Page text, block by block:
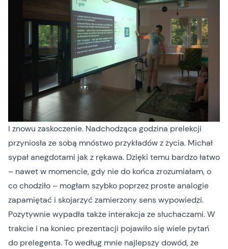
I znowu zaskoczenie. Nadchodząca godzina prelekcji
przyniosła ze sobą mnóstwo przykładów z życia. Michał
sypał anegdotami jak z rękawa. Dzięki temu bardzo łatwo
– nawet w momencie, gdy nie do końca zrozumiałam, o
co chodziło – mogłam szybko poprzez proste analogie
zapamiętać i skojarzyć zamierzony sens wypowiedzi.
Pozytywnie wypadła także interakcja ze słuchaczami. W
trakcie i na koniec prezentacji pojawiło się wiele pytań
do prelegenta. To według mnie najlepszy dowód, że